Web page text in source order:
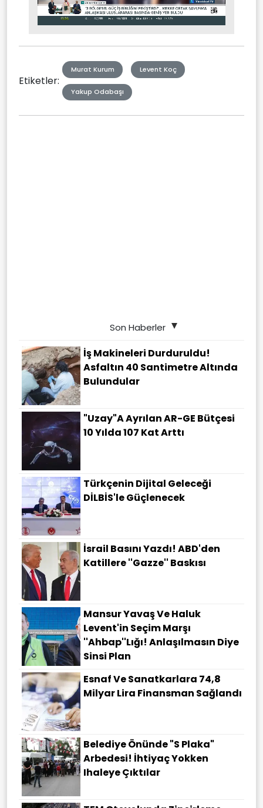
Mute Stream
Etiketler:
Murat Kurum Levent Koç
Yakup Odabaşı
Son Haberler
İş Makineleri Durduruldu!
Asfaltın 40 Santimetre Altında
Bulundular
"Uzay"a Ayrılan AR-GE Bütçesi
10 Yılda 107 Kat Arttı
Türkçenin Dijital Geleceği
DİLBİS'le Güçlenecek
İsrail Basını Yazdı! ABD'den
Katillere ''Gazze'' Baskısı
Mansur Yavaş Ve Haluk
Levent'in Seçim Marşı
''Ahbap''lığı! Anlaşılmasın Diye
Sinsi Plan
Esnaf Ve Sanatkarlara 74,8
Milyar Lira Finansman Sağlandı
Belediye Önünde "S Plaka"
Arbedesi! İhtiyaç Yokken
Ihaleye Çıktılar